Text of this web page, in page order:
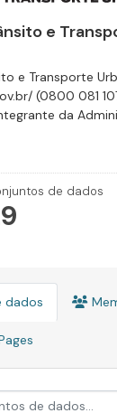
e
e Transporte
(0800 081
da
de dados
dados